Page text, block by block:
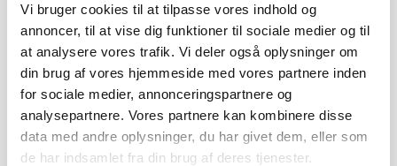
Vi bruger cookies til at tilpasse vores indhold og
annoncer, til at vise dig funktioner til sociale medier og til
at analysere vores trafik. Vi deler også oplysninger om
din brug af vores hjemmeside med vores partnere inden
for sociale medier, annonceringspartnere og
analysepartnere. Vores partnere kan kombinere disse
data med andre oplysninger, du har givet dem, eller som
de har indsamlet fra din brug af deres tjenester.